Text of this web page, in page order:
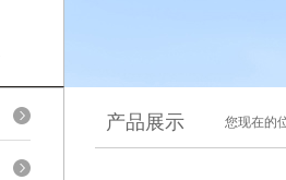
产品展示 您现在的